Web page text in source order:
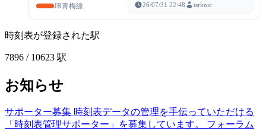
JR青梅線 26/07/31 22:48 tsrknic
時刻表が登録された駅
7896 / 10623 駅
お知らせ
サポーター募集 時刻表データの管理を手伝っていただける
「時刻表管理サポーター」を募集しています。
フォーラム